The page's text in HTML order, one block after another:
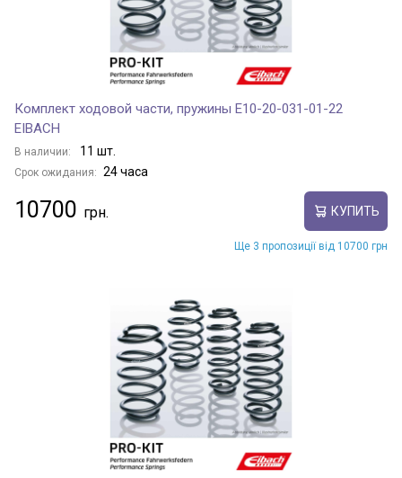
Комплект ходовой части, пружины E10-20-031-01-22
EIBACH
В наличии: 11 шт.
Срок ожидания: 24 часа
10700 КУПИТЬ
Ще 3 пропозиції від 10700 грн